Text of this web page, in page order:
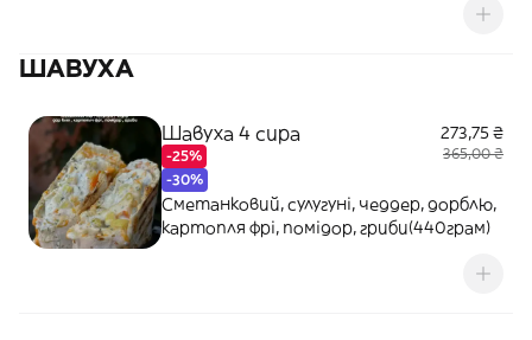
ШАВУХА
Шавуха 4 сира
-25%
-30%
273,75 ₴
365,00 ₴
Сметанковий, сулугуні, чеддер, дорблю,
картопля фрі, помідор, гриби(440грам)